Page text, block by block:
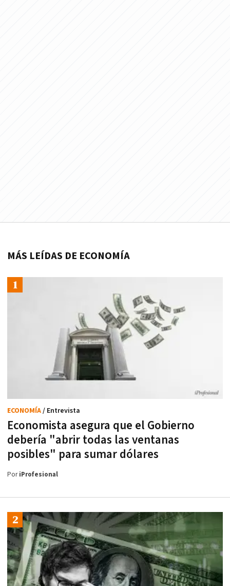
MÁS LEÍDAS DE ECONOMÍA
Economista asegura que el Gobierno
debería "abrir todas las ventanas
posibles" para sumar dólares
ECONOMÍA/ Entrevista
PoriProfesional